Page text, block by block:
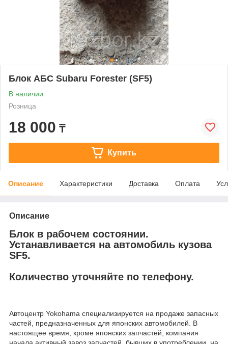
Блок АБС Subaru Forester (SF5)
В наличии
Розница
18 000 ₸
Купить
Описание Характеристики Доставка Оплата
Описание
Блок в рабочем состоянии.
Устанавливается на автомобиль кузова
SF5.
Количество уточняйте по телефону.
Автоцентр Yokohama специализируется на продаже запасных
частей, предназначенных для японских автомобилей. В
настоящее время, кроме японских запчастей, компания